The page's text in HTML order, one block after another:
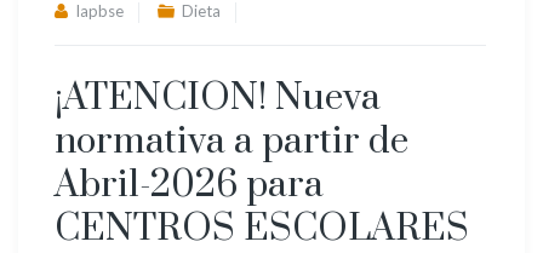
lapbse Dieta
¡ATENCION! Nueva
normativa a partir de
Abril-2026 para
CENTROS ESCOLARES